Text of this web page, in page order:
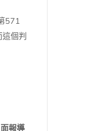
571
這個判
報導